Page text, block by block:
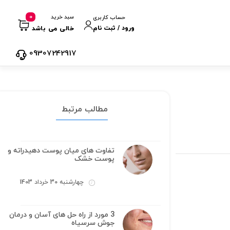
حساب کاربری
ورود / ثبت نام
سبد خرید
خالی می باشد
0
09307242917
مطالب مرتبط
تفاوت های میان پوست دهیدراته و
پوست خشک
چهارشنبه 30 خرداد 1403
3 مورد از راه حل های آسان و درمان
جوش سرسیاه